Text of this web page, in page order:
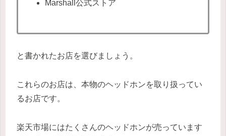
Marshall公式ストア
と書かれたお店を選びましょう。
これらのお店は、本物のヘッドホンを取り扱ってい
るお店です。
楽天市場にはたくさんのヘッドホンが売っています